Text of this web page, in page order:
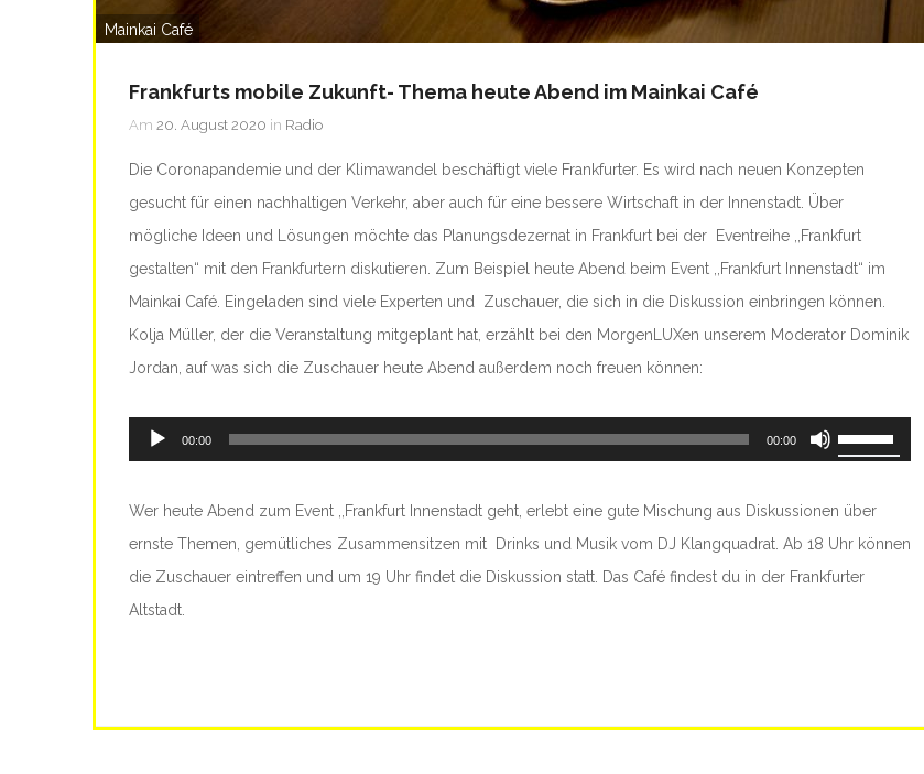
Mainkai Café
Frankfurts mobile Zukunft- Thema heute Abend im Mainkai Café
Am 20. August 2020 in Radio
Die Coronapandemie und der Klimawandel beschäftigt viele Frankfurter. Es wird nach neuen Konzepten
gesucht für einen nachhaltigen Verkehr, aber auch für eine bessere Wirtschaft in der Innenstadt. Über
mögliche Ideen und Lösungen möchte das Planungsdezernat in Frankfurt bei der Eventreihe ,,Frankfurt
gestalten“ mit den Frankfurtern diskutieren. Zum Beispiel heute Abend beim Event ,,Frankfurt Innenstadt“ im
Mainkai Café. Eingeladen sind viele Experten und Zuschauer, die sich in die Diskussion einbringen können.
Kolja Müller, der die Veranstaltung mitgeplant hat, erzählt bei den MorgenLUXen unserem Moderator Dominik
Jordan, auf was sich die Zuschauer heute Abend außerdem noch freuen können:
Audio-
Player
00:00 00:00
Pfeiltasten
Hoch/Runter
Wer heute Abend zum Event ,,Frankfurt Innenstadt geht, erlebt eine gute Mischung aus Diskussionen über
ernste Themen, gemütliches Zusammensitzen mit Drinks und Musik vom DJ Klangquadrat. Ab 18 Uhr können
die Zuschauer eintreffen und um 19 Uhr findet die Diskussion statt. Das Café findest du in der Frankfurter
Altstadt.